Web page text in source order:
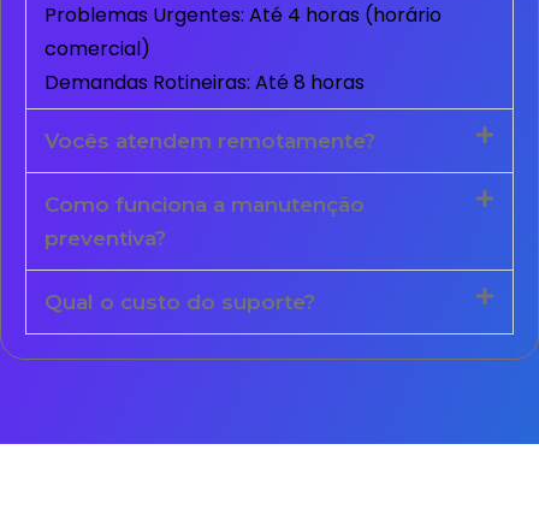
Problemas Urgentes: Até 4 horas (horário
comercial)
Demandas Rotineiras: Até 8 horas
Vocês atendem remotamente?
Como funciona a manutenção
preventiva?
Qual o custo do suporte?